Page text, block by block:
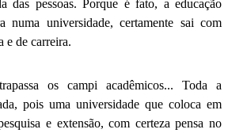
das pessoas. Porque é fato, a educação
numa universidade, certamente sai com
e de carreira.
os campi acadêmicos... Toda a
pois uma universidade que coloca em
e extensão, com certeza pensa no